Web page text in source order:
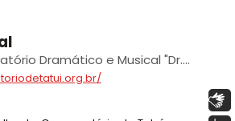
Dramático e Musical "Dr.
de Tatuí